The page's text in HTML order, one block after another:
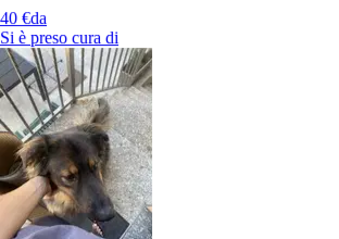
Scarica l’app Sittsy
40 €da
Si è preso cura di